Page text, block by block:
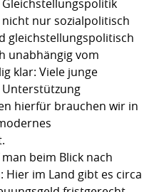
nicht nur sozialpolitisch
gleichstellungspolitisch
unabhängig vom
klar: Viele junge
Unterstützung
hierfür brauchen wir in
beim Blick nach
im Land gibt es circa